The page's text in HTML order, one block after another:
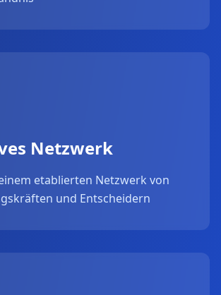
Netzwerk
etablierten Netzwerk von
und Entscheidern